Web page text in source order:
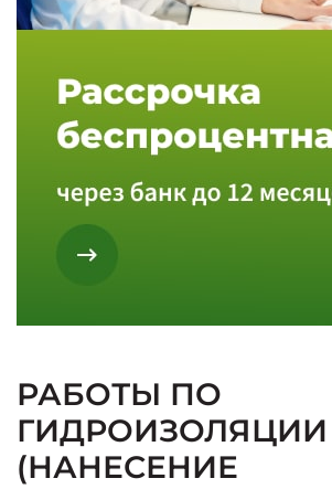
РАБОТЫ ПО
ГИДРОИЗОЛЯЦИИ
(НАНЕСЕНИЕ